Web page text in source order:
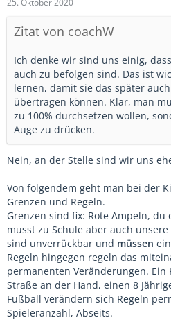
Zitat von coachW
Ich denke wir sind uns einig,
auch zu befolgen sind. Das ist
lernen, damit sie das später
übertragen können. Klar, man
zu 100% durchsetzen wollen,
Auge zu drücken.
Nein, an der Stelle sind wir uns
Von folgendem geht man bei der
Grenzen und Regeln.
Grenzen sind fix: Rote Ampeln,
musst zu Schule aber auch
sind unverrückbar und müssen
Regeln hingegen regeln das
permanenten Veränderungen.
Straße an der Hand, einen 8
Fußball verändern sich Regeln
Spieleranzahl, Abseits.